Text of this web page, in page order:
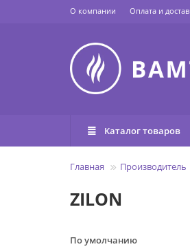
О компании Оплата и
Каталог товаров
Главная Производитель
ZILON
По умолчанию